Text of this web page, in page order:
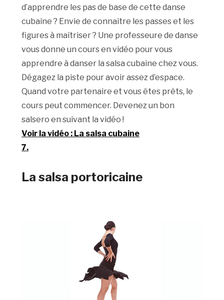
d’apprendre les pas de base de cette danse
cubaine ? Envie de connaitre les passes et les
figures à maîtriser ? Une professeure de danse
vous donne un cours en vidéo pour vous
apprendre à danser la salsa cubaine chez vous.
Dégagez la piste pour avoir assez d’espace.
Quand votre partenaire et vous êtes prêts, le
cours peut commencer. Devenez un bon
salsero en suivant la vidéo !
Voir la vidéo : La salsa cubaine
7.
La salsa portoricaine